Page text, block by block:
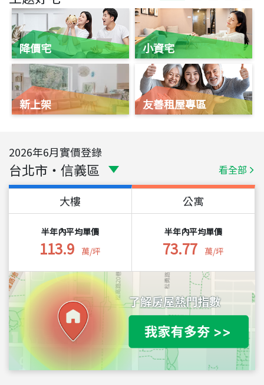
降價宅
新上架
小資宅
友善租屋專區
2026年6月實價登錄
台北市 ・ 信義區 看全部
大樓
半年內平均單價
113.9 萬/坪
公寓
半年內平均單價
73.77 萬/坪